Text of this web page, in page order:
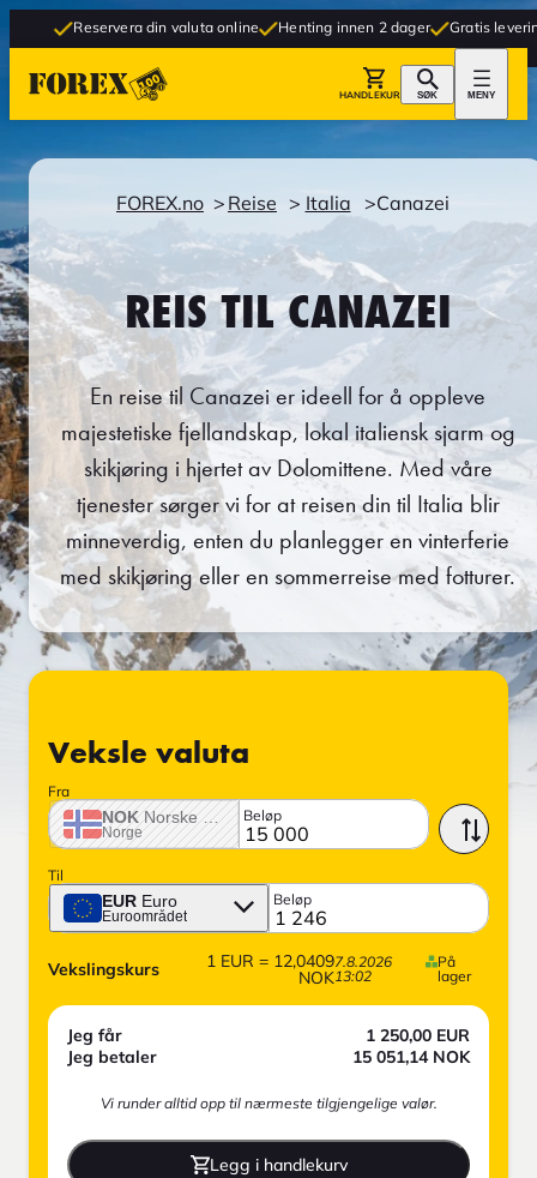
din valuta online Henting innen 2 dager Gratis levering til butikk
HANDLEKURV SØK MENY
FOREX.no Reise Italia Canazei
REIS TIL CANAZEI
En reise til Canazei er ideell for å oppleve
majestetiske fjellandskap, lokal italiensk sjarm og
skikjøring i hjertet av Dolomittene. Med våre
tjenester sørger vi for at reisen din til Italia blir
minneverdig, enten du planlegger en vinterferie
med skikjøring eller en sommerreise med fotturer.
Veksle valuta
Fra
NOK Norske krone
Norge
Beløp
Til
EUR Euro
Euroområdet
Beløp
Vekslingskurs 1 EUR = 12,0409
NOK
7.8.2026
13:02
På
lager
Jeg får 1 250,00 EUR
Jeg betaler
15 051,14 NOK
Vi runder alltid opp til nærmeste tilgjengelige valør.
Legg i handlekurv